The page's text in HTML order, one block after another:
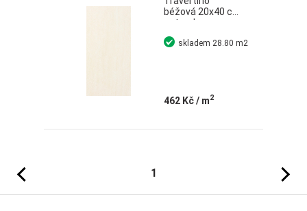
béžová 20x40 cm
naturale
462 Kč/ m2
skladem 28.80 m2
Předchozí 1